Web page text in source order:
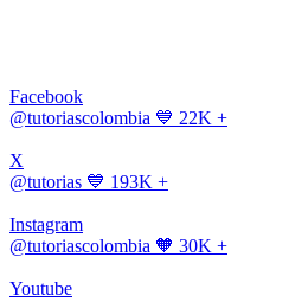
Facebook
@tutoriascolombia 💙 22K +
X
@tutorias 💙 193K +
Instagram
@tutoriascolombia 🧡 30K +
Youtube